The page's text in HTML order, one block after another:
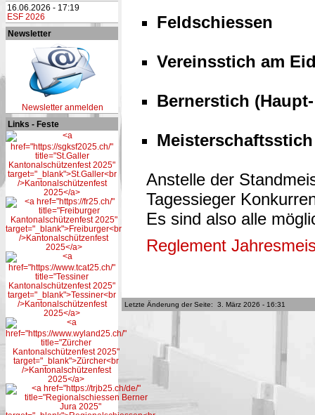
16.06.2026 - 17:19
ESF 2026
Newsletter
Newsletter anmelden
Links - Feste
Feldschiessen
Vereinsstich am
Bernerstich
Anstelle der
Tagessieger
Es sind also alle
Reglement
Letzte Änderung der Seite: 3. März 2026 - 16:31